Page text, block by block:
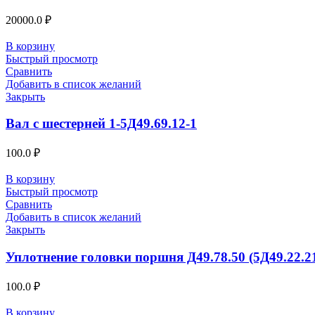
20000.0 ₽
В корзину
Быстрый просмотр
Сравнить
Добавить в список желаний
Закрыть
Вал с шестерней 1-5Д49.69.12-1
100.0 ₽
В корзину
Быстрый просмотр
Сравнить
Добавить в список желаний
Закрыть
Уплотнение головки поршня Д49.78.50
100.0 ₽
В корзину